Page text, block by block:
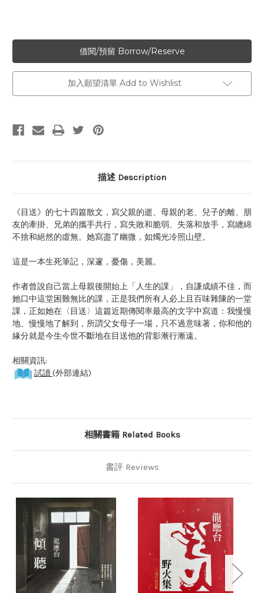
加入願望清單 Add to Wishlist
描述 Description
《目送》的七十四篇散文，寫父親的逝、母親的老、兒子的離、朋
友的牽掛、兄弟的攜手共行，寫失敗和脆弱、失落和放手，寫纏綿
不捨和絕然的虛無。她寫盡了幽微，如燭光冷照山壁。
這是一本生死筆記，深邃，憂傷，美麗。
作者曾說自己當上母親後開始上「人生的課」，自謙成績不佳，而
她口中這堂困難無比的課，正是我們所有人必上且百味雜陳的一堂
課，正如她在〈目送〉這篇近期傳閱率最高的文字中寫道：我慢慢
地、慢慢地了解到，所謂父女母子一場，只不過意味著，你和他的
緣分就是今生今世不斷地在目送他的背影漸行漸遠。
相關資訊:
試讀(外部連結)
相關書籍 Related Books
書評 Reviews